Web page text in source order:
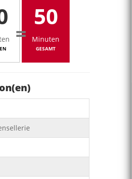
=
50
Minuten
GESAMT